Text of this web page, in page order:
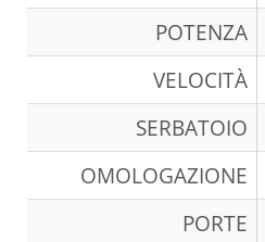
POTENZA
VELOCITÀ
SERBATOIO
OMOLOGAZIONE
PORTE